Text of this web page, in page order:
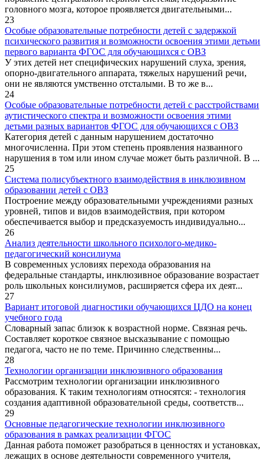
головного мозга, которое проявляется двигательными...
23
Особые образовательные потребности детей с задержкой
психического развития и возможности освоения этими детьми
первого варианта ФГОС для обучающихся с ОВЗ
У этих детей нет специфических нарушений слуха, зрения,
опорно-двигательного аппарата, тяжелых нарушений речи,
они не являются умственно отсталыми. В то же в...
24
Особые образовательные потребности детей с расстройствами
аутистического спектра и возможности освоения этими
детьми разных вариантов ФГОС для обучающихся с ОВЗ
Категория детей с данным нарушением достаточно
многочисленна. При этом степень проявления названного
нарушения в том или ином случае может быть различной. В ...
25
Система полисубъектного взаимодействия в инклюзивном
образовании детей с ОВЗ
Построение между образовательными учреждениями разных
уровней, типов и видов взаимодействия, при котором
обеспечивается выбор и предсказуемость индивидуально...
26
Анализ деятельности школьного психолого-медико-
педагогический консилиума
В современных условиях перехода образования на
федеральные стандарты, инклюзивное образование возрастает
роль школьных консилиумов, расширяется сфера их деят...
27
Вариант итоговой диагностики обучающихся ЦДО на конец
учебного года
Словарный запас близок к возрастной норме. Связная речь.
Составляет короткое связное высказывание с помощью
педагога, часто не по теме. Причинно следственны...
28
Технологии организации инклюзивного образования
Рассмотрим технологии организации инклюзивного
образования. К таким технологиям относятся: - технология
создания адаптивной образовательной среды, соответств...
29
Основные педагогические технологии инклюзивного
образования в рамках реализации ФГОС
Данная работа поможет разобраться в ценностях и установках,
лежащих в основе деятельности современного учителя,